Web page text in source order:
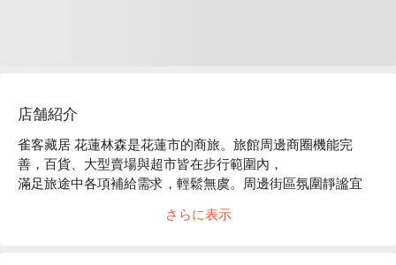
店舗紹介
雀客藏居 花蓮林森是花蓮市的商旅。旅館周邊商圈機能完
善，百貨、大型賣場與超市皆在步行範圍內，
滿足旅途中各項補給需求，輕鬆無虞。周邊街區氛圍靜謐宜
餐館，讓人輕鬆感受在地生活節奏與飲食文化。
さらに表示